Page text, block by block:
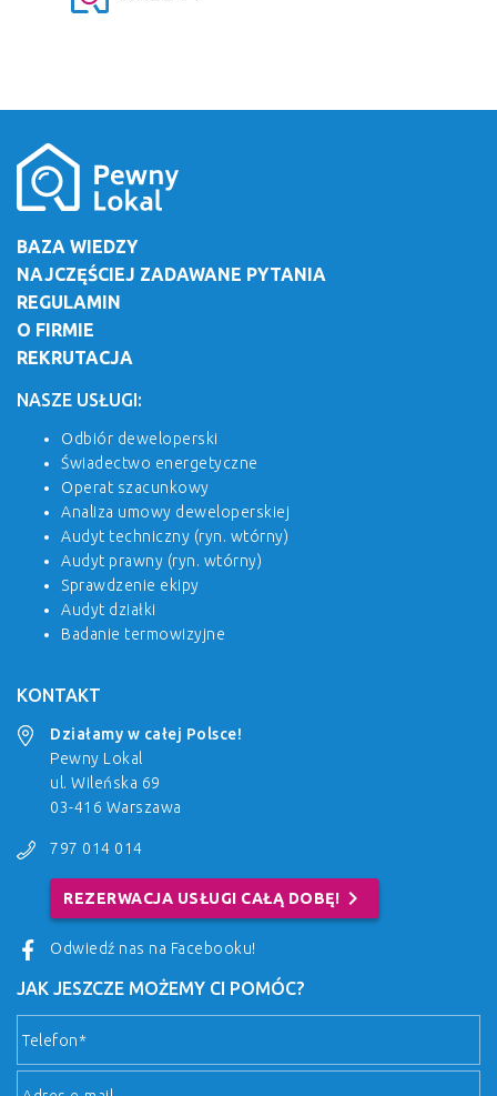
BAZA WIEDZY
NAJCZĘŚCIEJ ZADAWANE PYTANIA
REGULAMIN
O FIRMIE
REKRUTACJA
NASZE USŁUGI:
Odbiór deweloperski
Świadectwo energetyczne
Operat szacunkowy
Analiza umowy deweloperskiej
Audyt techniczny (ryn. wtórny)
Audyt prawny (ryn. wtórny)
Sprawdzenie ekipy
Audyt działki
Badanie termowizyjne
KONTAKT
Działamy w całej Polsce!
Pewny Lokal
ul. Wileńska 69
03-416 Warszawa
797 014 014
REZERWACJA USŁUGI CAŁĄ DOBĘ! chevron_right
Odwiedź nas na Facebooku!
JAK JESZCZE MOŻEMY CI POMÓC?